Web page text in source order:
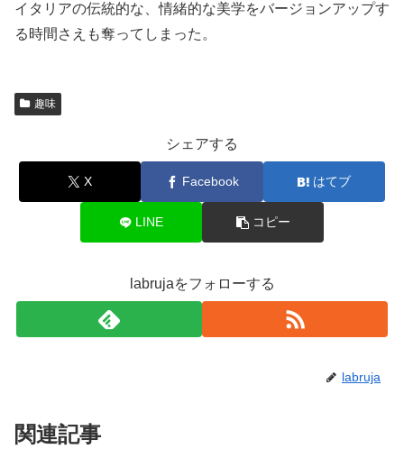
イタリアの伝統的な、情緒的な美学をバージョンアップす
る時間さえも奪ってしまった。
趣味
シェアする
X Facebook はてブ
LINE コピー
labrujaをフォローする
labruja
関連記事